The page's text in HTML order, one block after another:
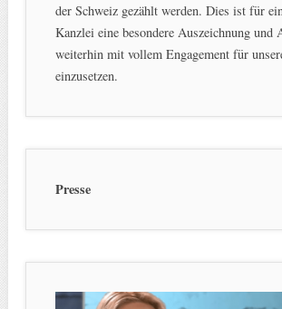
der Schweiz gezählt werden. Dies ist für
Kanzlei eine besondere Auszeichnung und
weiterhin mit vollem Engagement für
einzusetzen.
Presse